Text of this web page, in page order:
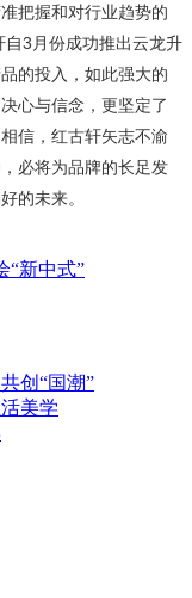
把握和对行业趋势的
3月份成功推出云龙升
的投入，如此强大的
心与信念，更坚定了
信，红古轩矢志不渝
必将为品牌的长足发
的未来。
“新中式”
创“国潮”
美学